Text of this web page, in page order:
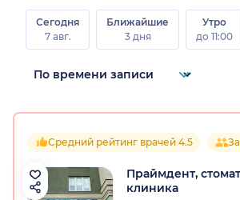
Сегодня
7 авг.
Ближайшие
3 дня
Утро
до 11:00
Средний рейтинг врачей 4.5
Праймдент,
клиника